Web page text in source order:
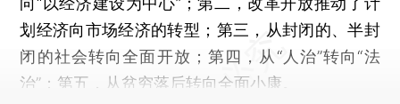
划经济向市场经济的转型；第三，从封闭的、半封
闭的社会转向全面开放；第四，从“人治”转向“法
治”；第五，从贫穷落后转向全面小康。